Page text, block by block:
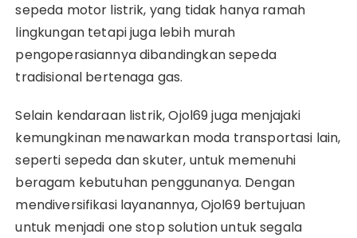
sepeda motor listrik, yang tidak hanya ramah
lingkungan tetapi juga lebih murah
pengoperasiannya dibandingkan sepeda
tradisional bertenaga gas.
Selain kendaraan listrik, Ojol69 juga menjajaki
kemungkinan menawarkan moda transportasi lain,
seperti sepeda dan skuter, untuk memenuhi
beragam kebutuhan penggunanya. Dengan
mendiversifikasi layanannya, Ojol69 bertujuan
untuk menjadi one stop solution untuk segala